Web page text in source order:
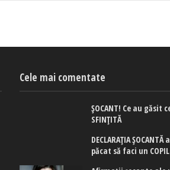
Cele mai comentate
ȘOCANT! Ce au găsit
SFINȚITĂ
DECLARAȚIA
păcat să faci un